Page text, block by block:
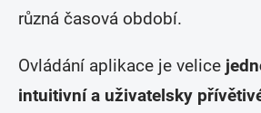
různá časová období.
Ovládání aplikace je velice
intuitivní a uživatelsky